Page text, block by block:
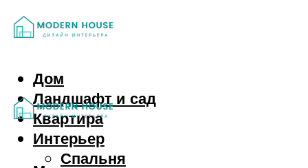
Дом
Ландшафт и сад
Квартира
Интерьер
Спальня